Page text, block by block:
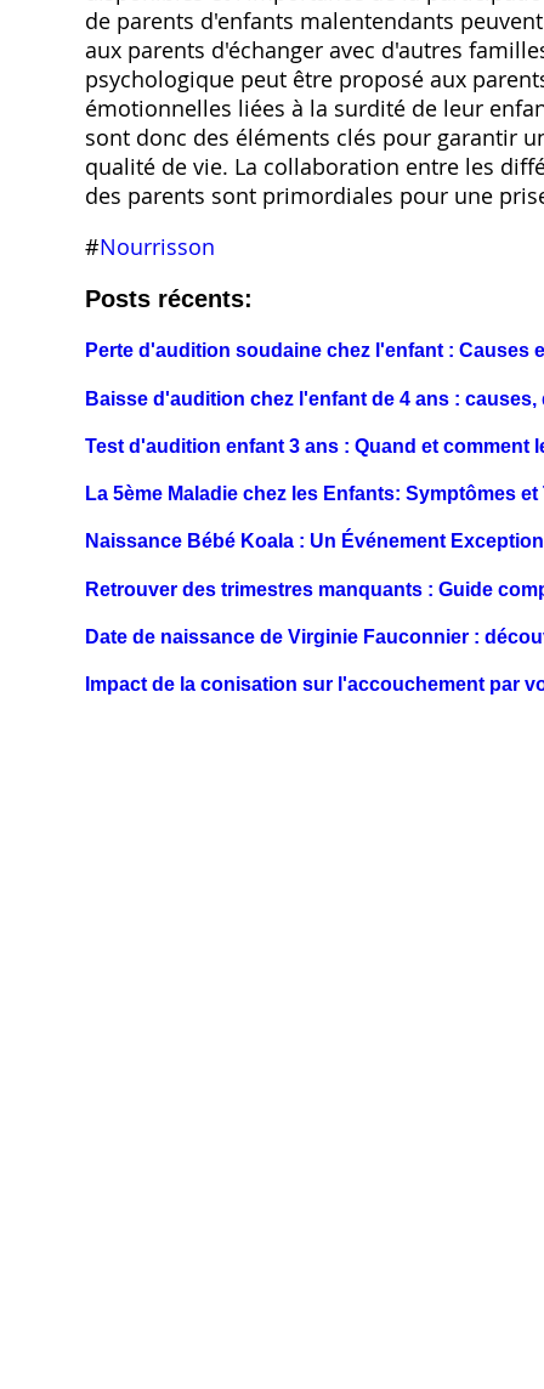
de parents d'enfants malentendants
aux parents d'échanger avec d'autres
psychologique peut être proposé aux
émotionnelles liées à la surdité de leur
sont donc des éléments clés pour garantir
qualité de vie. La collaboration entre les
des parents sont primordiales pour une
#Nourrisson
Posts récents:
Perte d'audition soudaine chez l'enfant : Causes
Baisse d'audition chez l'enfant de 4 ans :
Test d'audition enfant 3 ans : Quand et comment
La 5ème Maladie chez les Enfants: Symptômes et
Naissance Bébé Koala : Un Événement
Retrouver des trimestres manquants : Guide
Date de naissance de Virginie Fauconnier :
Impact de la conisation sur l'accouchement par